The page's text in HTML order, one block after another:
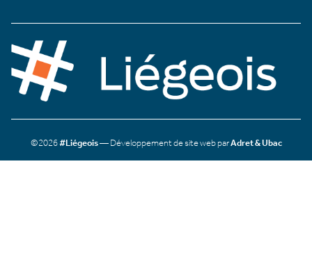
©2026#Liégeois— Développement de site web parAdret & Ubac